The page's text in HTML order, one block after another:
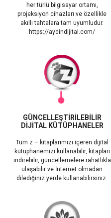
her türlü bilgisayar ortamı,
projeksiyon cihazları ve özellikle
akıllı tahtalara tam uyumludur.
https://aydindijital.com/
GÜNCELLEŞTİRİLEBİLİR
DİJİTAL KÜTÜPHANELER
Tüm z – kitaplarımızı içeren dijital
kütüphanemizi kullanabilir, kitapları
indirebilir, güncellemelere rahatlıkla
ulaşabilir ve İnternet olmadan
dilediğiniz yerde kullanabilirsiniz.